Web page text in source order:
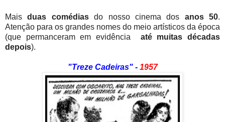
Maisduas comédiasdo nosso cinema dos anos 50.
Atenção para os grandes nomes do meio artísticos da época
(que permanceram em evidência até muitas décadas
depois).
"Treze Cadeiras" - 1957